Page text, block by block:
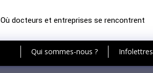
Où docteurs et entreprises se rencontrent
Qui sommes-nous ? Infolettres